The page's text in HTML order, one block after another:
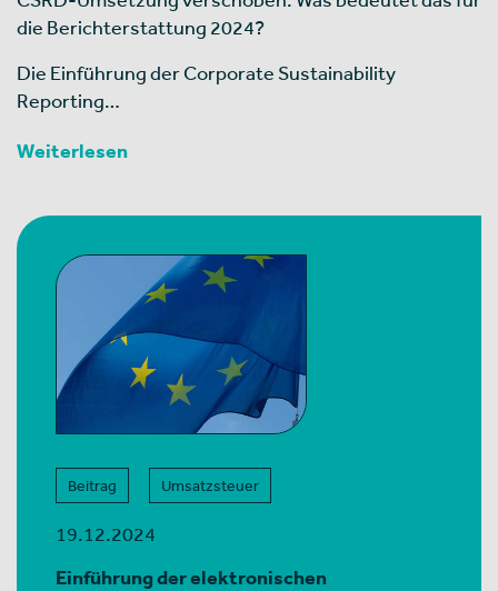
die Berichterstattung 2024?
Die Einführung der Corporate Sustainability
Reporting…
Weiterlesen
Beitrag Umsatzsteuer
19.12.2024
Einführung der elektronischen